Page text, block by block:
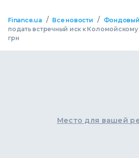
Finance.ua / Все новости /
подать встречный иск к
грн
Место для вашей